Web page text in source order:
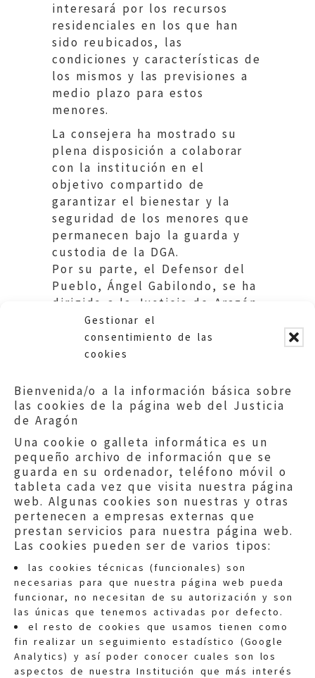
Gestionar el
consentimiento de las
cookies
Bienvenida/o a la información básica sobre
las cookies de la página web del Justicia
de Aragón
Una cookie o galleta informática es un
pequeño archivo de información que se
guarda en su ordenador, teléfono móvil o
tableta cada vez que visita nuestra página
web. Algunas cookies son nuestras y otras
pertenecen a empresas externas que
prestan servicios para nuestra página web.
Las cookies pueden ser de varios tipos:
las cookies técnicas (funcionales) son
necesarias para que nuestra página web pueda
funcionar, no necesitan de su autorización y son
las únicas que tenemos activadas por defecto.
el resto de cookies que usamos tienen como
fin realizar un seguimiento estadístico (Google
Analytics) y así poder conocer cuales son los
aspectos de nuestra Institución que más interés
interesará por los recursos
residenciales en los que han
sido reubicados, las
condiciones y características de
los mismos y las previsiones a
medio plazo para estos
menores.
La consejera ha mostrado su
plena disposición a colaborar
con la institución en el
objetivo compartido de
garantizar el bienestar y la
seguridad de los menores que
permanecen bajo la guarda y
custodia de la DGA.
Por su parte, el Defensor del
Pueblo, Ángel Gabilondo, se ha
dirigido a la Justicia de Aragón
mostrando su preocupación por
estos hechos y el interés por
mantener una vía de
Quejas:quejas@eljusticiadearagon.es
Información general:
informacion@eljusticiadearagon.es